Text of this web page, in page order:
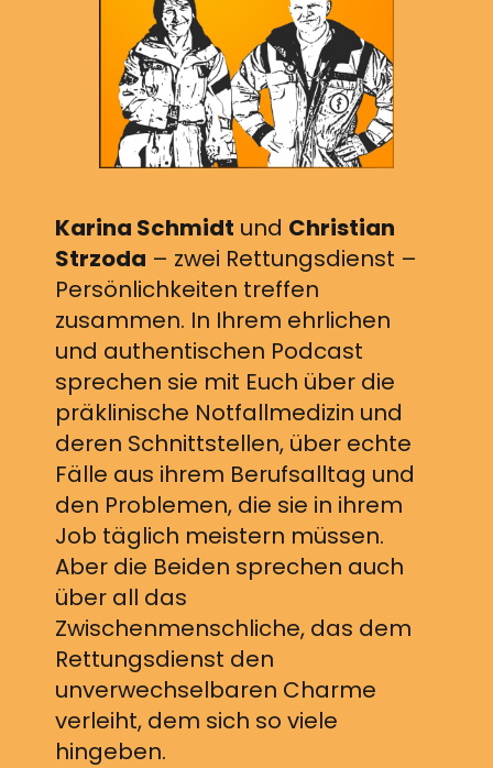
Karina Schmidt und Christian
Strzoda – zwei Rettungsdienst –
Persönlichkeiten treffen
zusammen. In Ihrem ehrlichen
und authentischen Podcast
sprechen sie mit Euch über die
präklinische Notfallmedizin und
deren Schnittstellen, über echte
Fälle aus ihrem Berufsalltag und
den Problemen, die sie in ihrem
Job täglich meistern müssen.
Aber die Beiden sprechen auch
über all das
Zwischenmenschliche, das dem
Rettungsdienst den
unverwechselbaren Charme
verleiht, dem sich so viele
hingeben.